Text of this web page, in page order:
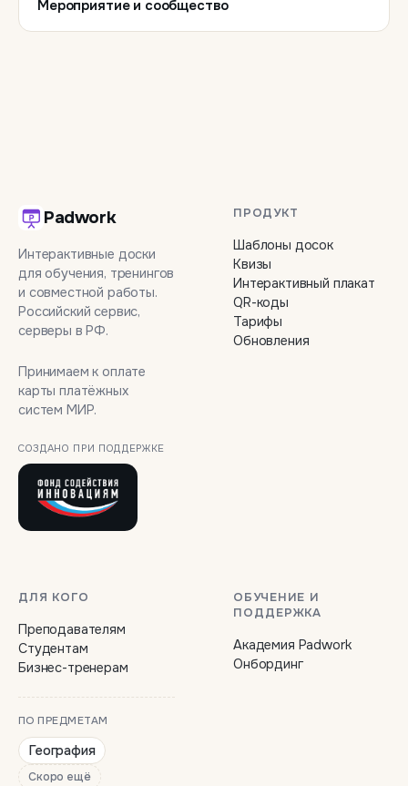
Мероприятие и сообщество
Padwork
Интерактивные доски
для обучения, тренингов
и совместной работы.
Российский сервис,
серверы в РФ.
Принимаем к оплате
карты платёжных
систем МИР.
СОЗДАНО ПРИ ПОДДЕРЖКЕ
ПРОДУКТ
Шаблоны досок
Квизы
Интерактивный плакат
QR-коды
Тарифы
Обновления
ДЛЯ КОГО
Преподавателям
Студентам
Бизнес-тренерам
ПО ПРЕДМЕТАМ
География
Скоро ещё
ОБУЧЕНИЕ И
ПОДДЕРЖКА
Академия Padwork
Онбординг